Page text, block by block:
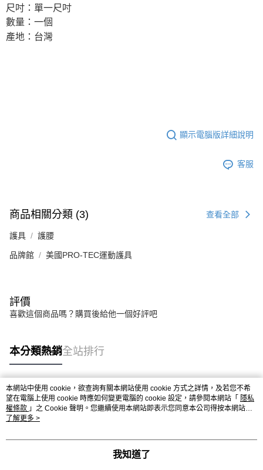
尺吋：單一尺吋
數量：一個
產地：台灣
顯示電腦版詳細說明
客服
商品相關分類 (3) 查看全部
護具 護腰
品牌館 美國PRO-TEC運動護具
評價
喜歡這個商品嗎？購買後給他一個好評吧
本分類熱銷全站排行
熱門標籤
本網站中使用 cookie，欲查詢有關本網站使用 cookie 方式之詳情，及若您不希
望在電腦上使用 cookie 時應如何變更電腦的 cookie 設定，請參閱本網站「 隱私
權條款 」之 Cookie 聲明。您繼續使用本網站即表示您同意本公司得按本網站使
用條款之 Cookie 聲明使用 cookie。
了解更多 >
我知道了